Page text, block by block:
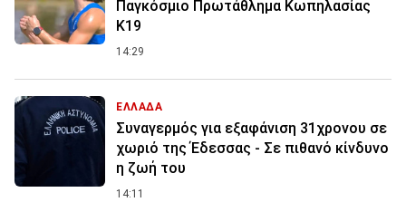
Παγκόσμιο Πρωτάθλημα Κωπηλασίας
Κ19
14:29
ΕΛΛΑΔΑ
Συναγερμός για εξαφάνιση 31χρονου σε
χωριό της Έδεσσας - Σε πιθανό κίνδυνο
η ζωή του
14:11